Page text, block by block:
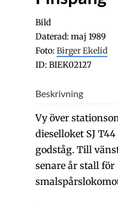
Bild
Daterad: maj 1989
Foto: Birger Ekelid
ID: BIEK02127
Beskrivning
Vy över
dieselloket SJ
godståg. Till
senare år stall för